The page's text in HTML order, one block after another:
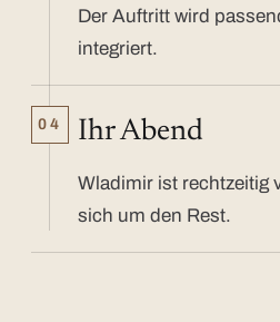
Der Auftritt wird
integriert.
04 Ihr Abend
Wladimir ist rechtzeitig
sich um den Rest.